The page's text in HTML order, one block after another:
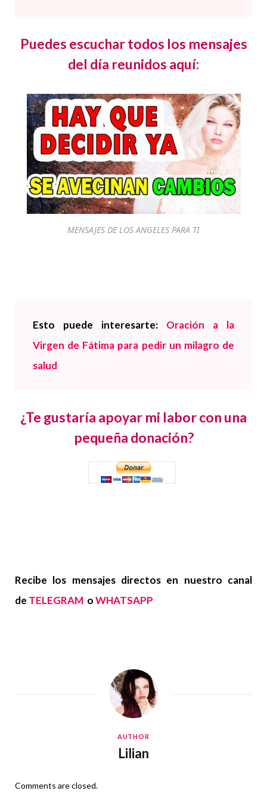
Puedes escuchar todos los mensajes
del día reunidos aquí:
MENSAJES DE LOS ANGELES PARA TI
Esto puede interesarte: Oración a la
Virgen de Fátima para pedir un milagro de
salud
¿Te gustaría apoyar mi labor con una
pequeña donación?
Recibe los mensajes directos en nuestro canal
de TELEGRAM oWHATSAPP
AUTHOR
Lilian
Comments are closed.